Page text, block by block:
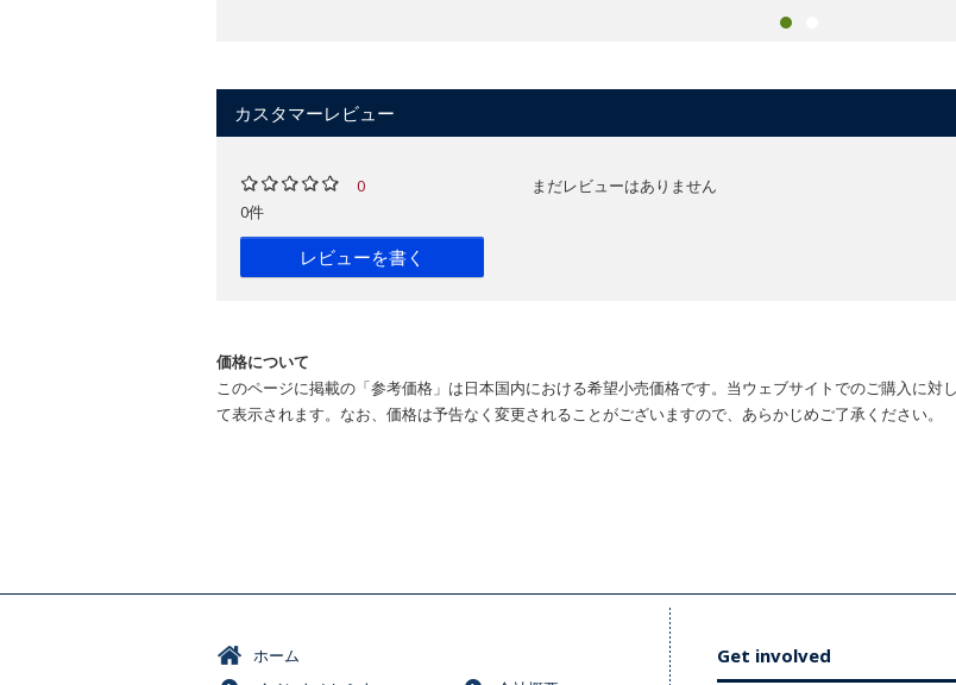
カスタマーレビュー
0
0件
レビューを書く
まだレビューはありません
価格について
このページに掲載の「参考価格」は日本国内における希望小売価格です。当ウェブサイトでのご購入に
て表示されます。なお、価格は予告なく変更されることがございますので、あらかじめご了承ください。
ホーム
Get involved